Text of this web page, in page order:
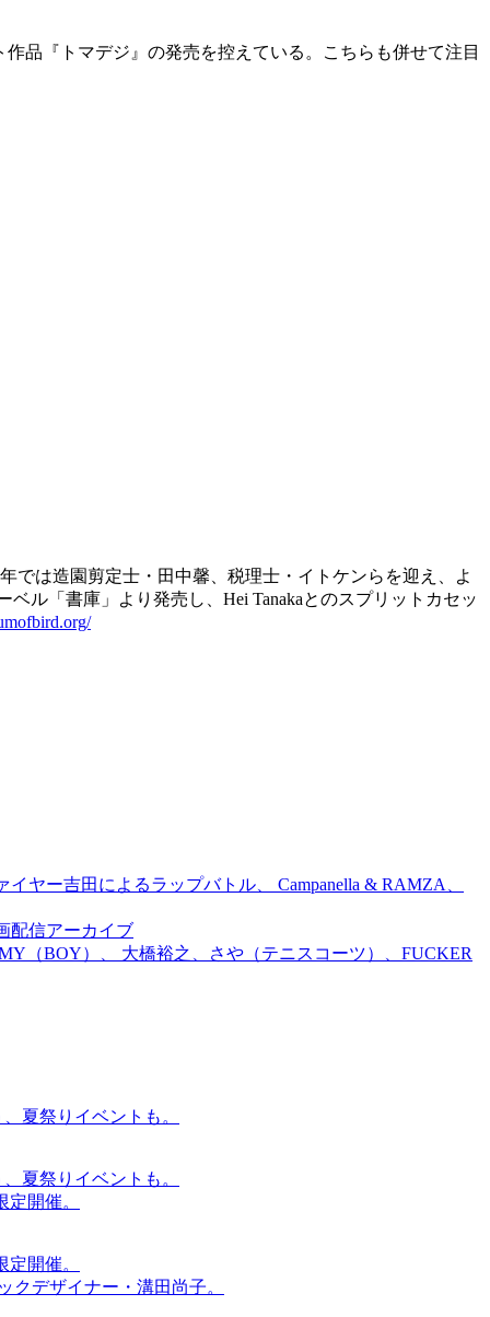
作品『トマデジ』の発売を控えている。こちらも併せて注目
では造園剪定士・田中馨、税理士・イトケンらを迎え、よ
ル「書庫」より発売し、Hei Tanakaとのスプリットカセッ
ヤー吉田によるラップバトル、 Campanella & RAMZA、
配信アーカイブ
（BOY）、 大橋裕之、さや（テニスコーツ）、FUCKER
夏祭りイベントも。
夏祭りイベントも。
開催。
開催。
デザイナー・溝田尚子。